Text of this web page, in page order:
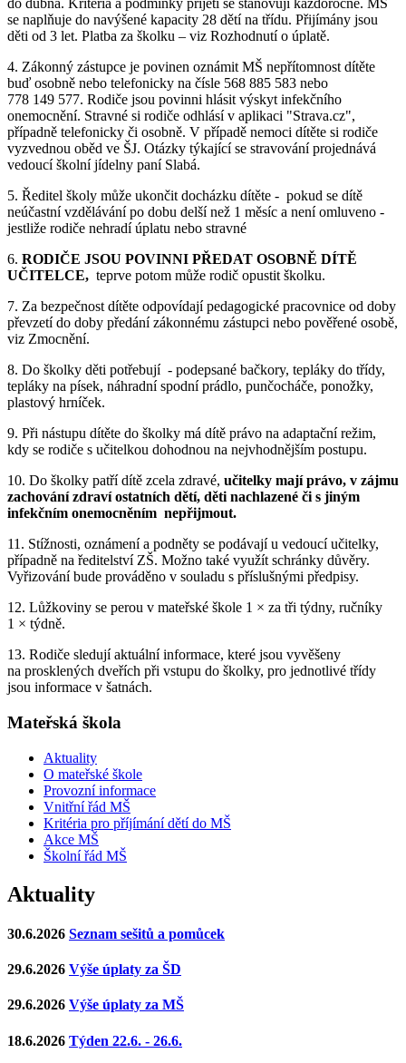
do dubna. Kritéria a podmínky přijetí se stanovují každoročně. MŠ
se naplňuje do navýšené kapacity 28 dětí na třídu. Přijímány jsou
děti od 3 let. Platba za školku – viz Rozhodnutí o úplatě.
4. Zákonný zástupce je povinen oznámit MŠ nepřítomnost dítěte
buď osobně nebo telefonicky na čísle 568 885 583 nebo
778 149 577. Rodiče jsou povinni hlásit výskyt infekčního
onemocnění. Stravné si rodiče odhlásí v aplikaci "Strava.cz",
případně telefonicky či osobně. V případě nemoci dítěte si rodiče
vyzvednou oběd ve ŠJ. Otázky týkající se stravování projednává
vedoucí školní jídelny paní Slabá.
5. Ředitel školy může ukončit docházku dítěte - pokud se dítě
neúčastní vzdělávání po dobu delší než 1 měsíc a není omluveno -
jestliže rodiče nehradí úplatu nebo stravné
6. RODIČE JSOU POVINNI PŘEDAT OSOBNĚ DÍTĚ
UČITELCE, teprve potom může rodič opustit školku.
7. Za bezpečnost dítěte odpovídají pedagogické pracovnice od doby
převzetí do doby předání zákonnému zástupci nebo pověřené osobě,
viz Zmocnění.
8. Do školky děti potřebují - podepsané bačkory, tepláky do třídy,
tepláky na písek, náhradní spodní prádlo, punčocháče, ponožky,
plastový hrníček.
9. Při nástupu dítěte do školky má dítě právo na adaptační režim,
kdy se rodiče s učitelkou dohodnou na nejvhodnějším postupu.
10. Do školky patří dítě zcela zdravé, učitelky mají právo, v zájmu
zachování zdraví ostatních dětí, děti nachlazené či s jiným
infekčním onemocněním nepřijmout.
11. Stížnosti, oznámení a podněty se podávají u vedoucí učitelky,
případně na ředitelství ZŠ. Možno také využít schránky důvěry.
Vyřizování bude prováděno v souladu s příslušnými předpisy.
12. Lůžkoviny se perou v mateřské škole 1 × za tři týdny, ručníky
1 × týdně.
13. Rodiče sledují aktuální informace, které jsou vyvěšeny
na prosklených dveřích při vstupu do školky, pro jednotlivé třídy
jsou informace v šatnách.
Mateřská škola
Aktuality
O mateřské škole
Provozní informace
Vnitřní řád MŠ
Kritéria pro příjímání dětí do MŠ
Akce MŠ
Školní řád MŠ
Aktuality
30.6.2026 Seznam sešitů a pomůcek
29.6.2026 Výše úplaty za ŠD
29.6.2026 Výše úplaty za MŠ
18.6.2026 Týden 22.6. - 26.6.